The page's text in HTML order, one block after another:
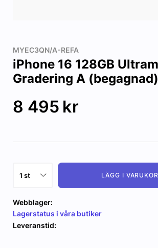
MYEC3QN/A-REFA
iPhone 16 128GB
Gradering A (begagnad)
8 495 kr
LÄGG I
Webblager:
Lagerstatus i våra butiker
Leveranstid: